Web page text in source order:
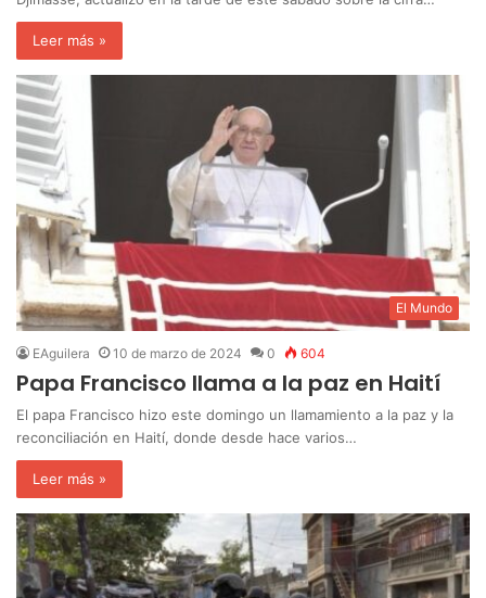
Leer más »
El Mundo
EAguilera 10 de marzo de 2024 0 604
Papa Francisco llama a la paz en Haití
El papa Francisco hizo este domingo un llamamiento a la paz y la
reconciliación en Haití, donde desde hace varios…
Leer más »